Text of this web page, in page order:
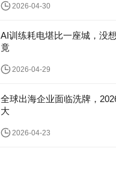
2026-04-30
AI训练耗电堪比一座城，没
竟
2026-04-29
全球出海企业面临洗牌，
大
2026-04-23